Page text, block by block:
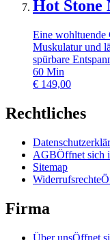
Hot Stone
Eine wohltuende
Muskulatur und
spürbare
60 Min
€ 149,00
Rechtliches
AGBÖffnet sich
Sitemap
Widerrufsrechte
Firma
Über unsÖffnet